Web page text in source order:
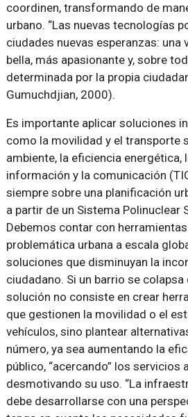
coordinen, transformando de
urbano. “Las nuevas tecnologías
ciudades nuevas esperanzas: una
bella, más apasionante y, sobre
determinada por la propia
Gumuchdjian, 2000).
Es importante aplicar soluciones
como la movilidad y el transporte
ambiente, la eficiencia energética,
información y la comunicación
siempre sobre una planificación
a partir de un Sistema Polinuclear
Debemos contar con
problemática urbana a escala
soluciones que disminuyan la
ciudadano. Si un barrio se
solución no consiste en crear
que gestionen la movilidad o el
vehículos, sino plantear
número, ya sea aumentando la
público, “acercando” los servicios
desmotivando su uso. “La
debe desarrollarse con una